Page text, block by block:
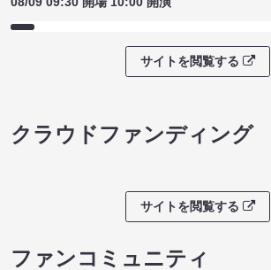
サイトを閲覧する
クラウドファンディング
サイトを閲覧する
ファンコミュニティ